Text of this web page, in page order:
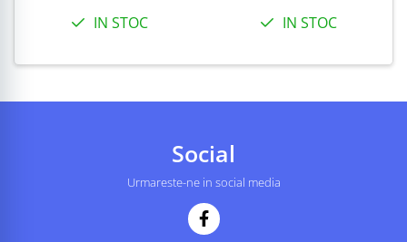
IN STOC IN STOC
Social
Urmareste-ne in social media